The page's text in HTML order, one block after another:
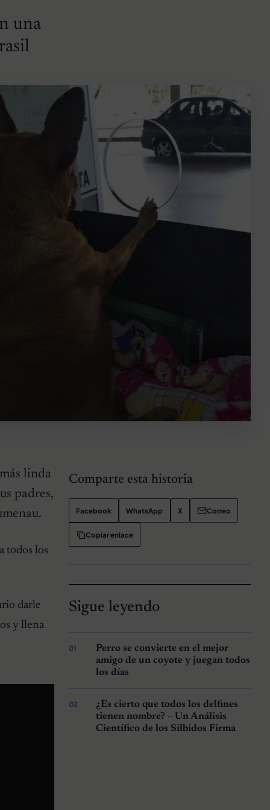
una
linda
padres,
todos los
darle
y llena
Comparte esta historia
Facebook WhatsApp X Correo
Copiar enlace
Sigue leyendo
Perro se convierte en el mejor
amigo de un coyote y juegan todos
los días
¿Es cierto que todos los delfines
tienen nombre? – Un Análisis
Científico de los Silbidos Firma